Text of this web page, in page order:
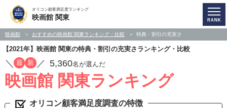
オリコン顧客満足度ランキング
映画館 関東
映画館 おすすめの映画館 関東ランキング・比較 特典・割引の充実さ
【2021年】映画館 関東の特典・割引の充実さランキング・比較
／ 最 新 ／ 5,360名が選んだ
映画館 関東ランキング
オリコン顧客満足度調査の特徴